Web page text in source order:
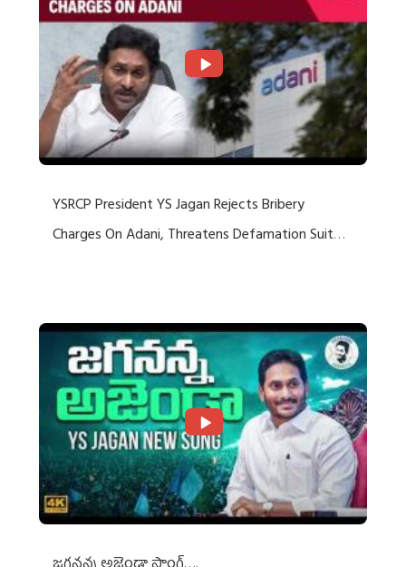
YSRCP President YS Jagan Rejects Bribery
Charges On Adani, Threatens Defamation Suit